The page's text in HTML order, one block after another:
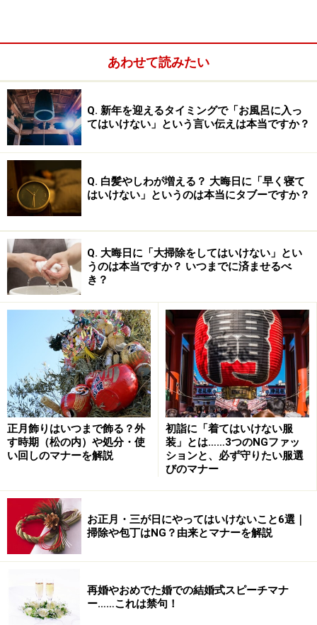
る？ 着席したらすぐ広げてもOK？
披露宴ではすぐに食事は始まりません。あわてずに待ち
ましょう！
一般的な披露宴では、新郎新婦の紹介や主賓のあいさ
つ、そして乾杯と進行します。起立して乾杯の音頭が終
った後、きちんと着席してからナプキンを広げるよう
に。何気ないことですが、おぼえておきましょう。
披露宴の食事マナー：ナイフとフォークの
基本的に外側から順番に使いましょう。
テーブルには、ナイフとフォークがあらかじめセットさ
れています。オードブル、魚用、肉用、デザートの４種
ーンはオードブルの次のスープ用ですので始めに使わな
いように。
あわせて読みたい
Q. 新年を迎えるタイミングで「お風呂に入っ
てはいけない」という言い伝えは本当ですか？
Q. 白髪やしわが増える？ 大晦日に「早く寝て
はいけない」というのは本当にタブーですか？
Q. 大晦日に「大掃除をしてはいけない」とい
うのは本当ですか？ いつまでに済ませるべ
き？
正月飾りはいつまで飾る？外
す時期（松の内）や処分・使
い回しのマナーを解説
初詣に「着てはいけない服
装」とは……3つのNGファッ
ションと、必ず守りたい服選
びのマナー
お正月・三が日にやってはいけないこと6選｜
掃除や包丁はNG？由来とマナーを解説
再婚やおめでた婚での結婚式スピーチマナ
ー……これは禁句！